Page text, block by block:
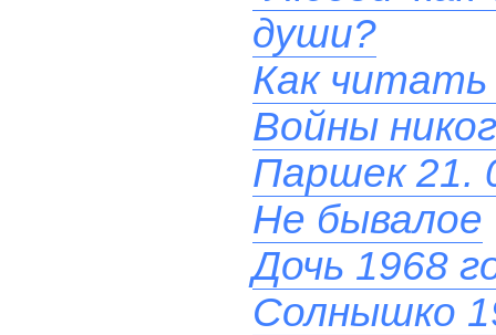
души?
Как
Войны
Паршек 21.
Не бывалое
Дочь 1968
Солнышко